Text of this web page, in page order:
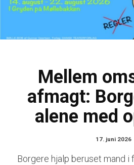
Mellem
afmagt:
alene med
17. juni 2026
Borgere hjalp beruset mand i